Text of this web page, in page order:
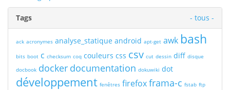
Tags - tous -
ack acronymes analyse_statique android apt-get awk bash
bits boot c checksum coq couleurs css csv cut dessin diff disque
docbook docker documentation dokuwiki dot
développement fenêtres firefoxframa-c fstab ftp